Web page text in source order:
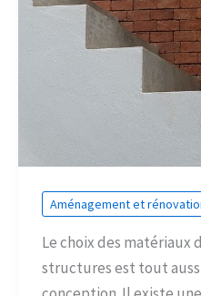
Aménagement et
Le choix des matériaux
structures est tout